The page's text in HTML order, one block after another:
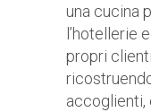
una cucina
l’hotellerie
propri
accoglienti,